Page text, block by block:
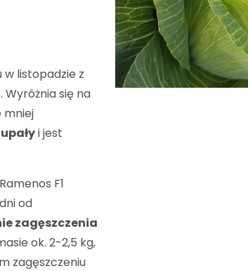
w listopadzie z
. Wyróżnia się na
mniej
i jest
F1
od
zagęszczenia
ok. 2-2,5 kg,
zagęszczeniu